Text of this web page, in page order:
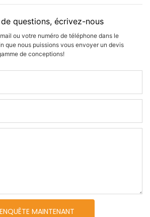
questions, écrivez-nous
ou votre numéro de téléphone dans le
que nous puissions vous envoyer un devis
de conceptions!
MAINTENANT